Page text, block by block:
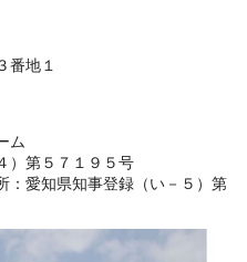
番地１
ム
）第５７１９５号
愛知県知事登録（い－５）第